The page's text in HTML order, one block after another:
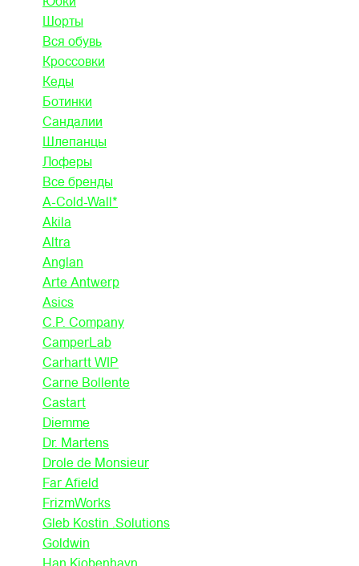
Юбки
Шорты
Вся обувь
Кроссовки
Кеды
Ботинки
Сандалии
Шлепанцы
Лоферы
Все бренды
A-Cold-Wall*
Akila
Altra
Anglan
Arte Antwerp
Asics
C.P. Company
CamperLab
Carhartt WIP
Carne Bollente
Castart
Diemme
Dr. Martens
Drole de Monsieur
Far Afield
FrizmWorks
Gleb Kostin .Solutions
Goldwin